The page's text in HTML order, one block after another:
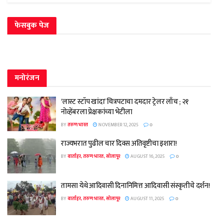
फेसबुक पेज
मनोरंजन
‘लास्ट स्टॉप खांदा’ चित्रपटाचा दमदार ट्रेलर लाँच ; २१
नोव्हेंबरला प्रेक्षकांच्या भेटीला
BYतरुण भारत NOVEMBER 12, 2025 0
राज्यभरात पुढील चार दिवस अतिवृष्टीचा इशारा!
BYवार्ताहर, तरुण भारत, सोलापूर AUGUST 16, 2025 0
तामसा येथे आदिवासी दिनानिमित्त आदिवासी संस्कृतीचे दर्शन!
BYवार्ताहर, तरुण भारत, सोलापूर AUGUST 11, 2025 0